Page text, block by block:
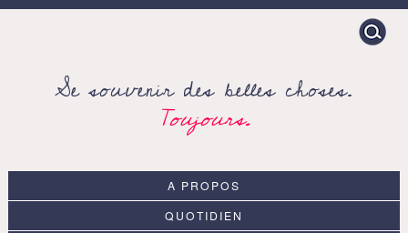
Search
for:
Se souvenir des belles choses.
Toujours.
A PROPOS
QUOTIDIEN